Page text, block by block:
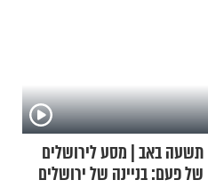
תשעה באב | מסע לירושלים
של פעם: בניינה של ירושלים